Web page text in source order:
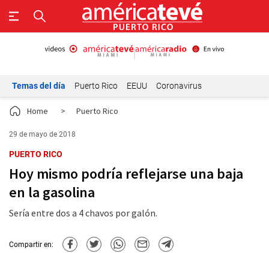
Temas del día Puerto Rico EEUU Coronavirus
Home > Puerto Rico
29 de mayo de 2018
PUERTO RICO
Hoy mismo podría reflejarse una baja
en la gasolina
Sería entre dos a 4 chavos por galón.
Compartir en: